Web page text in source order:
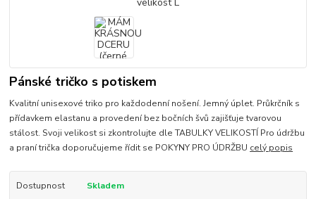
Pánské tričko s potiskem
Kvalitní unisexové triko pro každodenní nošení. Jemný úplet. Průkrčník s
přídavkem elastanu a provedení bez bočních švů zajišťuje tvarovou
stálost. Svoji velikost si zkontrolujte dle TABULKY VELIKOSTÍ Pro údržbu
a praní trička doporučujeme řídit se POKYNY PRO ÚDRŽBU celý popis
Dostupnost
Skladem